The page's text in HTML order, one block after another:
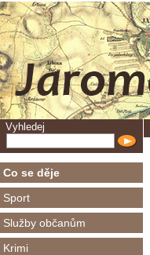
Vyhledej
Co se děje
Sport
Služby občanům
Krimi